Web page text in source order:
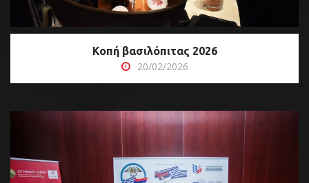
Κοπή βασιλόπιτας 2026
20/02/2026